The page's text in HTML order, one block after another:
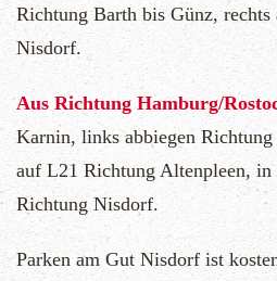
Richtung Barth bis Günz, rechts
Nisdorf.
Aus Richtung Hamburg/
Karnin, links abbiegen
auf L21 Richtung Altenpleen, in
Richtung Nisdorf.
Parken am Gut Nisdorf ist